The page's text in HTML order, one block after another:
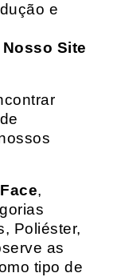
e
Site
,
Poliéster,
as
tipo de